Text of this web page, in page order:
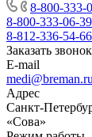
8-800-333-
8-800-333-06-39
8-812-336-54-66
Заказать звонок
E-mail
medi@breman.ru
Адрес
Санкт-
«Сова»